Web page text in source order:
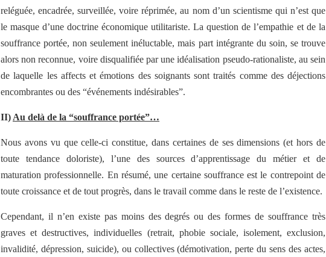
reléguée, encadrée, surveillée, voire réprimée, au nom d’un scientisme qui n’est que
le masque d’une doctrine économique utilitariste. La question de l’empathie et de la
souffrance portée, non seulement inéluctable, mais part intégrante du soin, se trouve
alors non reconnue, voire disqualifiée par une idéalisation pseudo-rationaliste, au sein
de laquelle les affects et émotions des soignants sont traités comme des déjections
encombrantes ou des “événements indésirables”.
II) Au delà de la “souffrance portée”…
Nous avons vu que celle-ci constitue, dans certaines de ses dimensions (et hors de
toute tendance doloriste), l’une des sources d’apprentissage du métier et de
maturation professionnelle. En résumé, une certaine souffrance est le contrepoint de
toute croissance et de tout progrès, dans le travail comme dans le reste de l’existence.
Cependant, il n’en existe pas moins des degrés ou des formes de souffrance très
graves et destructives, individuelles (retrait, phobie sociale, isolement, exclusion,
invalidité, dépression, suicide), ou collectives (démotivation, perte du sens des actes,